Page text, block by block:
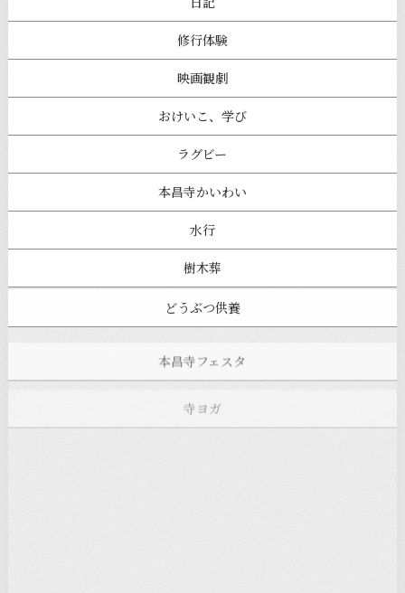
修行体験
映画観劇
おけいこ、学び
ラグビー
本昌寺かいわい
水行
樹木葬
どうぶつ供養
寺ヨガ
お知らせ